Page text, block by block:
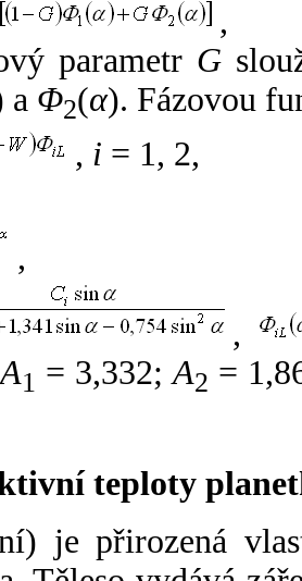
,
parametr G
a Φ2(α). Fázovou
, i = 1, 2,
,
,
A1 = 3,332;A2 =
teploty
je přirozená